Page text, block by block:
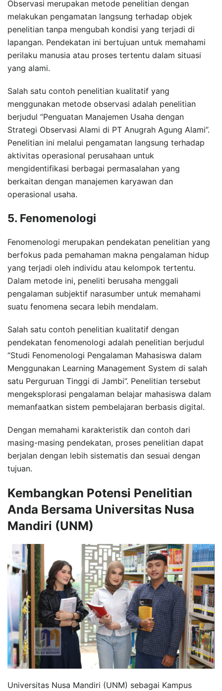
Observasi merupakan metode penelitian dengan
melakukan pengamatan langsung terhadap objek
penelitian tanpa mengubah kondisi yang terjadi di
lapangan. Pendekatan ini bertujuan untuk memahami
perilaku manusia atau proses tertentu dalam situasi
yang alami.
Salah satu contoh penelitian kualitatif yang
menggunakan metode observasi adalah penelitian
berjudul “Penguatan Manajemen Usaha dengan
Strategi Observasi Alami di PT Anugrah Agung Alami”.
Penelitian ini melalui pengamatan langsung terhadap
aktivitas operasional perusahaan untuk
mengidentifikasi berbagai permasalahan yang
berkaitan dengan manajemen karyawan dan
operasional usaha.
5. Fenomenologi
Fenomenologi merupakan pendekatan penelitian yang
berfokus pada pemahaman makna pengalaman hidup
yang terjadi oleh individu atau kelompok tertentu.
Dalam metode ini, peneliti berusaha menggali
pengalaman subjektif narasumber untuk memahami
suatu fenomena secara lebih mendalam.
Salah satu contoh penelitian kualitatif dengan
pendekatan fenomenologi adalah penelitian berjudul
“Studi Fenomenologi Pengalaman Mahasiswa dalam
Menggunakan Learning Management System di salah
satu Perguruan Tinggi di Jambi”. Penelitian tersebut
mengeksplorasi pengalaman belajar mahasiswa dalam
memanfaatkan sistem pembelajaran berbasis digital.
Dengan memahami karakteristik dan contoh dari
masing-masing pendekatan, proses penelitian dapat
berjalan dengan lebih sistematis dan sesuai dengan
tujuan.
Kembangkan Potensi Penelitian
Anda Bersama Universitas Nusa
Mandiri (UNM)
Universitas Nusa Mandiri (UNM) sebagai Kampus